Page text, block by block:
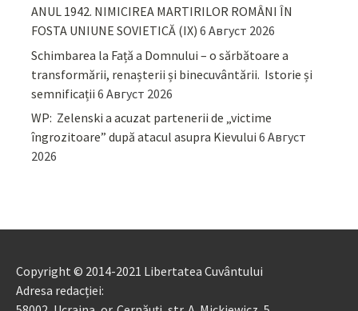
ANUL 1942. NIMICIREA MARTIRILOR ROMÂNI ÎN
FOSTA UNIUNE SOVIETICĂ (IX) 6 Август 2026
Schimbarea la Față a Domnului – o sărbătoare a
transformării, renașterii și binecuvântării. Istorie și
semnificații 6 Август 2026
WP: Zelenski a acuzat partenerii de „victime
îngrozitoare” după atacul asupra Kievului 6 Август
2026
Copyright © 2014-2021 Libertatea Cuvântului
Adresa redacției: